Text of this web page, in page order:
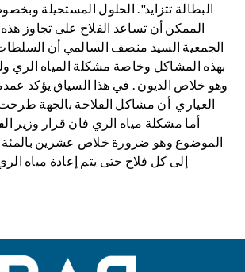
البطالة تتزايد". الحلول المستحيلة
الممكن أن تساعد الفلاح على تجاوز
الجمعية السيد منصف السالمي أن
بهذه المشاكل وخاصة مشكلة المياه الري
وهو خلاص الديون . في هذا السياق يؤكد
العياري أن مشاكل الفلاحة بالجهة
أما مشكلة مياه الري فان قرار وزير
الموضوع وهو ضرورة خلاص عشرين بالمئة
إلى كل فلاح حتى يتم إعادة مياه